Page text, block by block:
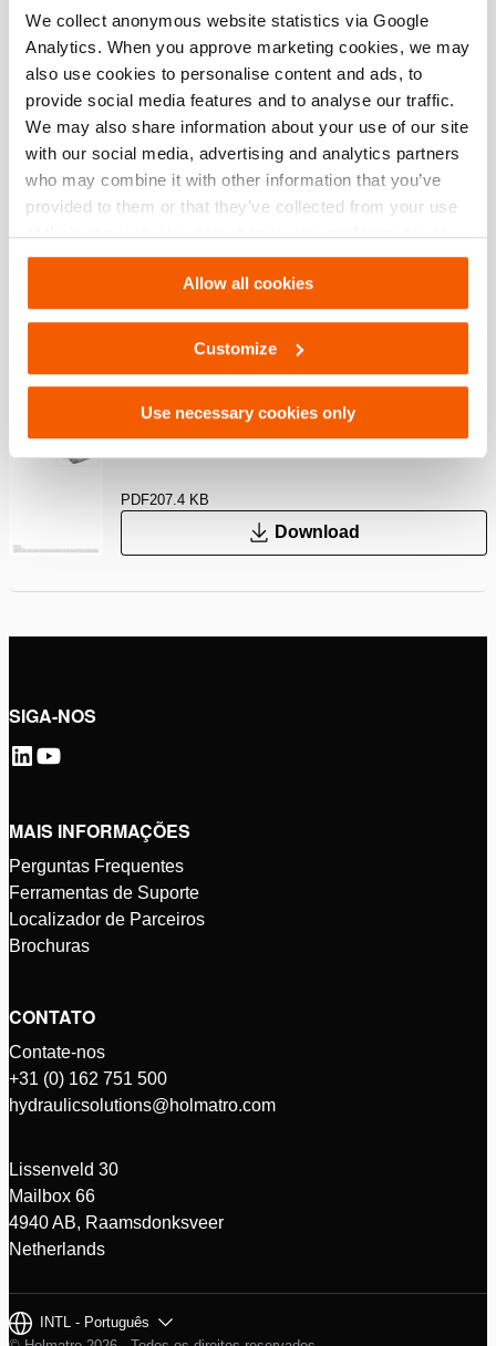
We collect anonymous website statistics via Google
Analytics. When you approve marketing cookies, we may
also use cookies to personalise content and ads, to
provide social media features and to analyse our traffic.
We may also share information about your use of our site
with our social media, advertising and analytics partners
who may combine it with other information that you’ve
provided to them or that they’ve collected from your use
of their services. You can change your preferences via
Settings. See ourcookiestatement.
Allow all cookies
Customize
Use necessary cookies only
Especificações básicas
pressão de trabalho máx. 720 / 72 (bar/Mpa)
Downloads
, Folha de especificações, Carta imperial
, Folha de especificações, A4 métrico
PDF207.4 KB
Download
SIGA-NOS
MAIS INFORMAÇÕES
Perguntas Frequentes
Ferramentas de Suporte
Localizador de Parceiros
Brochuras
CONTATO
Contate-nos
+31 (0) 162 751 500
hydraulicsolutions@holmatro.com
Lissenveld 30
Mailbox 66
4940 AB, Raamsdonksveer
Netherlands
INTL - Português